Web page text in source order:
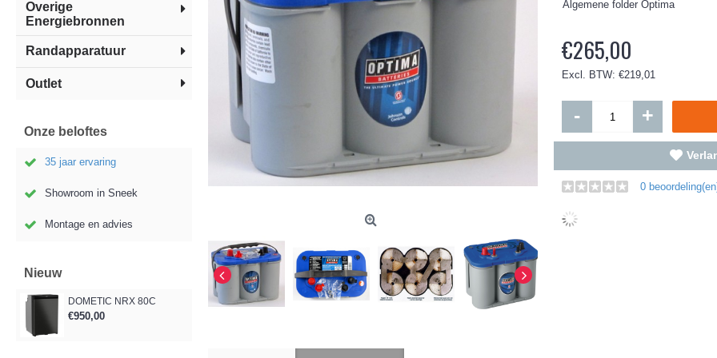
Overige
Energiebronnen
Randapparatuur
Outlet
Onze beloftes
35 jaar ervaring
Showroom in Sneek
Montage en advies
Nieuw
DOMETIC NRX 80C
€950,00
Algemene folder Optima
€265,00
Excl. BTW: €219,01
- +
0